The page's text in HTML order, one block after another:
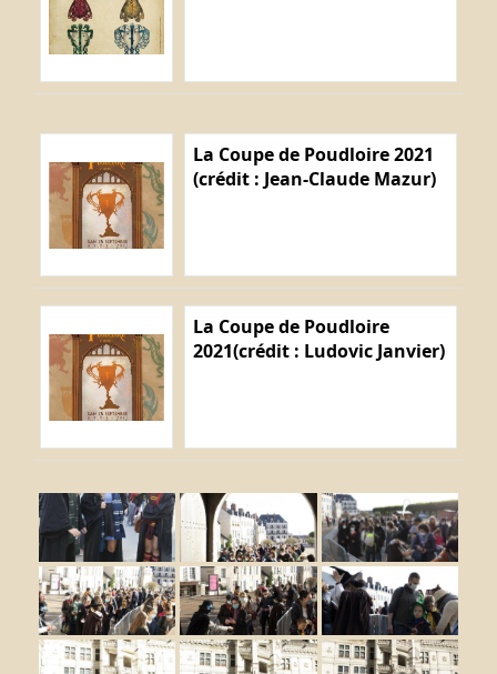
La Coupe de Poudloire 2021
(crédit : Jean-Claude Mazur)
La Coupe de Poudloire
2021(crédit : Ludovic Janvier)